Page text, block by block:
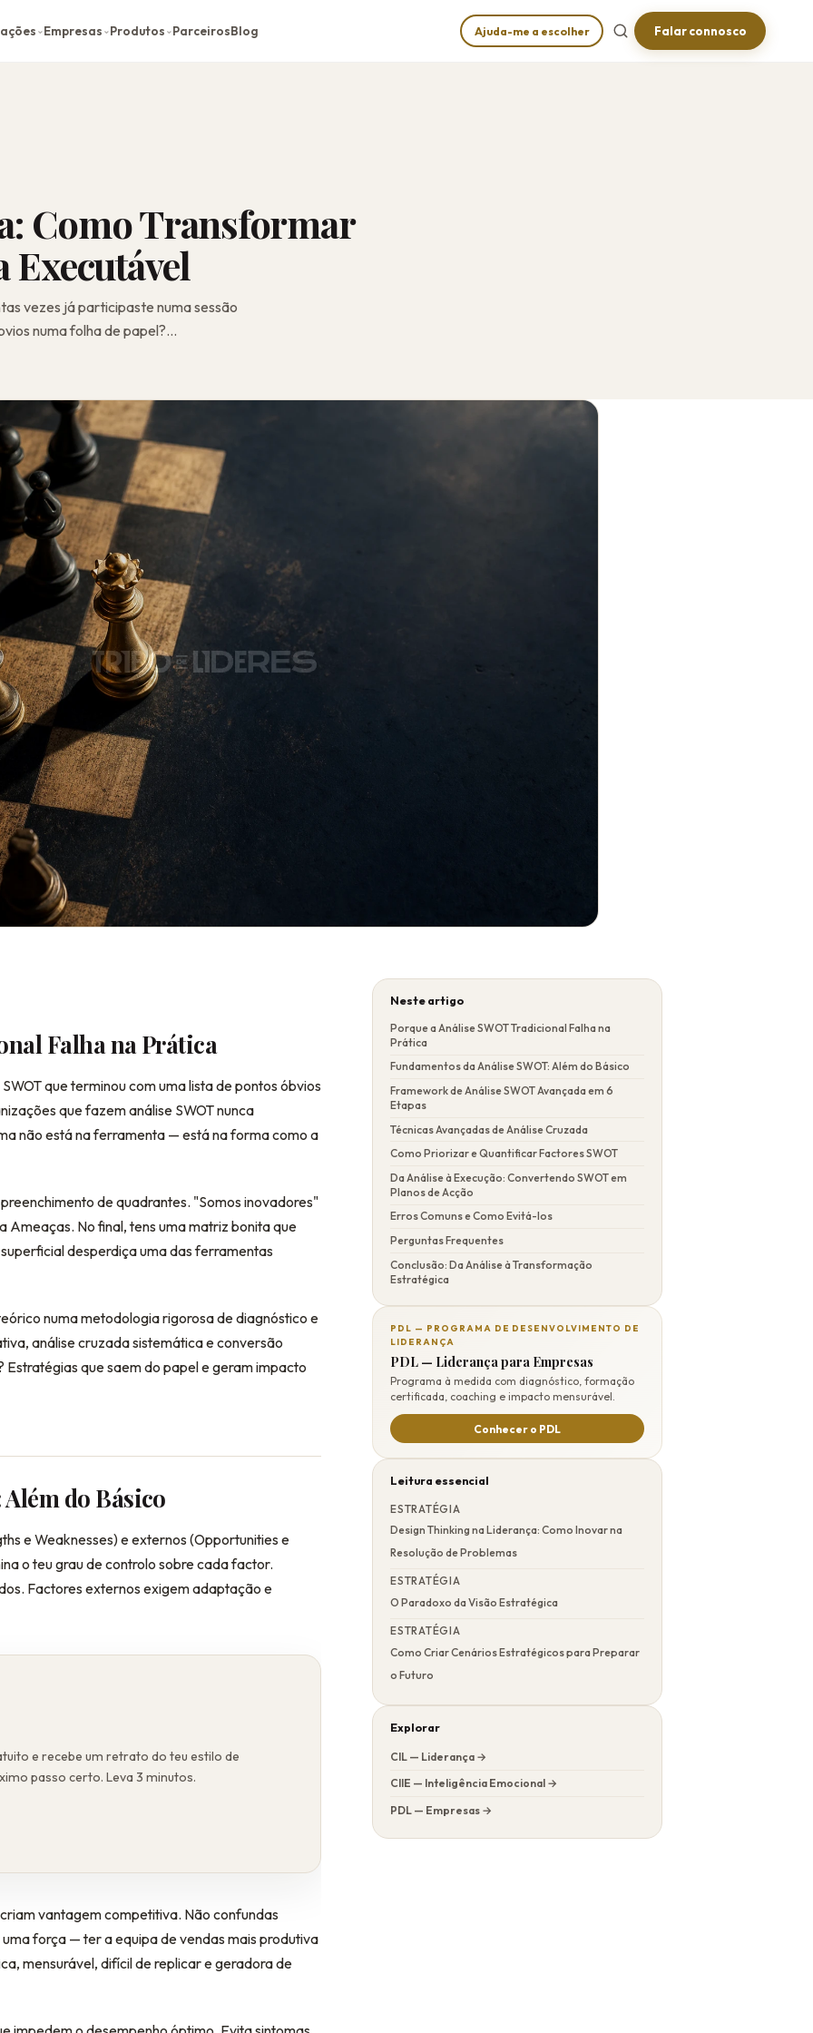
⌄Empresas ⌄Produtos ⌄ParceirosBlog Ajuda-me a escolher Falar connosco
Como Transformar
vezes já participaste numa sessão
numa folha de papel?...
Falha na Prática
que terminou com uma lista de pontos óbvios
que fazem análise SWOT nunca
não está na ferramenta — está na forma como a
de quadrantes. "Somos inovadores"
No final, tens uma matriz bonita que
desperdiça uma das ferramentas
numa metodologia rigorosa de diagnóstico e
análise cruzada sistemática e conversão
que saem do papel e geram impacto
do Básico
e Weaknesses) e externos (Opportunities e
o teu grau de controlo sobre cada factor.
Factores externos exigem adaptação e
e recebe um retrato do teu estilo de
passo certo. Leva 3 minutos.
vantagem competitiva. Não confundas
força — ter a equipa de vendas mais produtiva
mensurável, difícil de replicar e geradora de
Neste artigo
Porque a Análise SWOT Tradicional Falha na
Prática
Fundamentos da Análise SWOT: Além do Básico
Framework de Análise SWOT Avançada em 6
Etapas
Técnicas Avançadas de Análise Cruzada
Como Priorizar e Quantificar Factores SWOT
Da Análise à Execução: Convertendo SWOT em
Planos de Acção
Erros Comuns e Como Evitá-los
Perguntas Frequentes
Conclusão: Da Análise à Transformação
Estratégica
PDL — PROGRAMA DE DESENVOLVIMENTO DE
LIDERANÇA
PDL — Liderança para Empresas
Programa à medida com diagnóstico, formação
certificada, coaching e impacto mensurável.
Conhecer o PDL
Leitura essencial
ESTRATÉGIA
Design Thinking na Liderança: Como Inovar na
Resolução de Problemas
ESTRATÉGIA
O Paradoxo da Visão Estratégica
ESTRATÉGIA
Como Criar Cenários Estratégicos para Preparar
o Futuro
Explorar
CIL — Liderança →
CIIE — Inteligência Emocional →
PDL — Empresas →